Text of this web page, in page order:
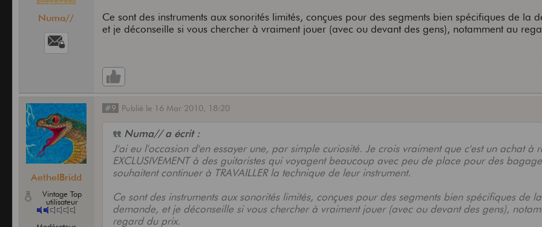
Numa//
Ce sont des instruments aux sonorités limités, conçues pour des segments bien spécifiques de la
et je déconseille si vous chercher à vraiment jouer (avec ou devant des gens), notamment au
AethelBridd
Vintage Top
utilisateur
#9 Publié le 16 Mar 2010, 18:20
Numa// a écrit :
J'ai eu l'occasion d'en essayer une, par simple curiosité. Je crois vraiment que c'est un achat à
EXCLUSIVEMENT à des guitaristes qui voyagent beaucoup avec peu de place pour des
souhaitent continuer à TRAVAILLER la technique de leur instrument.
Ce sont des instruments aux sonorités limités, conçues pour des segments bien spécifiques de la
demande, et je déconseille si vous chercher à vraiment jouer (avec ou devant des gens),
regard du prix.